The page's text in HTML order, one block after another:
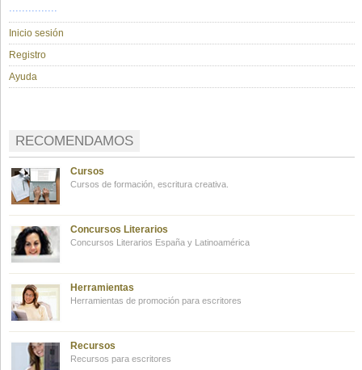
...............
Inicio sesión
Registro
Ayuda
RECOMENDAMOS
Cursos
Cursos de formación, escritura creativa.
Concursos Literarios
Concursos Literarios España y Latinoamérica
Herramientas
Herramientas de promoción para escritores
Recursos
Recursos para escritores